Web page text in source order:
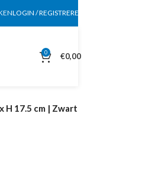
LOGIN / REGISTREREN
0 €0,00
H 17.5 cm | Zwart